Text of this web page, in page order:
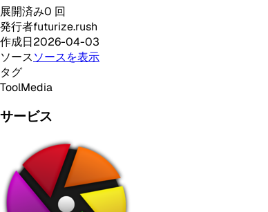
展開済み0 回
発行者futurize.rush
作成日2026-04-03
ソースソースを表示
タグ
ToolMedia
サービス